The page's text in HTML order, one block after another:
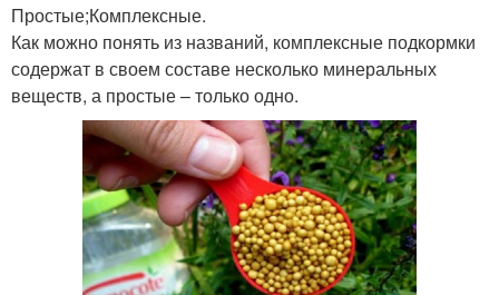
Простые;Комплексные.
Как можно понять из названий, комплексные подкормки
содержат в своем составе несколько минеральных
веществ, а простые – только одно.